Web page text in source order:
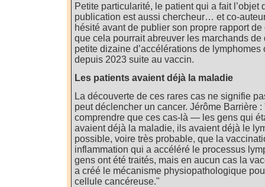
Petite particularité, le patient qui a fait l’objet
publication est aussi chercheur… et co-
hésité avant de publier son propre rapport de
que cela pourrait abreuver les marchands de
petite dizaine d’accélérations de lymphomes
depuis 2023 suite au vaccin.
Les patients avaient déjà la maladie
La découverte de ces rares cas ne signifie
peut déclencher un cancer. Jérôme Barrière :
comprendre que ces cas-là — les gens qui
avaient déjà la maladie, ils avaient déjà le
possible, voire très probable, que la
inflammation qui a accéléré le processus
gens ont été traités, mais en aucun cas la
a créé le mécanisme physiopathologique
cellule cancéreuse."